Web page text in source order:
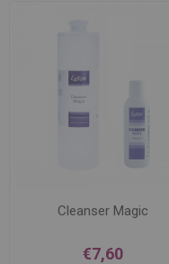
Cleanser Magic
€7,60